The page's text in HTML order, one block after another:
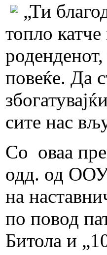
„Ти
топло
повеќе. Да
сите нас
Со оваа
одд. од
на
по повод
Битола и